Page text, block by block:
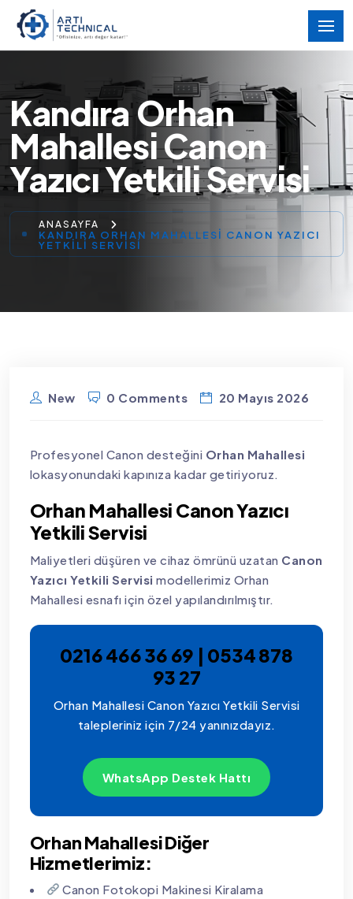
Kandıra Orhan
Mahallesi Canon
Yazıcı Yetkili Servisi
ANASAYFA
KANDIRA ORHAN MAHALLESI CANON YAZICI
YETKILI SERVISI
New 0 Comments 20 Mayıs 2026
Profesyonel Canon desteğini Orhan Mahallesi
lokasyonundaki kapınıza kadar getiriyoruz.
Orhan Mahallesi Canon Yazıcı
Yetkili Servisi
Maliyetleri düşüren ve cihaz ömrünü uzatan Canon
Yazıcı Yetkili Servisi modellerimiz Orhan
Mahallesi esnafı için özel yapılandırılmıştır.
0216 466 36 69 | 0534 878
93 27
Orhan Mahallesi Canon Yazıcı Yetkili Servisi
talepleriniz için 7/24 yanınızdayız.
WhatsApp Destek Hattı
Orhan Mahallesi Diğer
Hizmetlerimiz:
Canon Fotokopi Makinesi Kiralama